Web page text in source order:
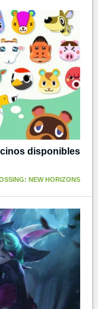
disponibles
NEW HORIZONS